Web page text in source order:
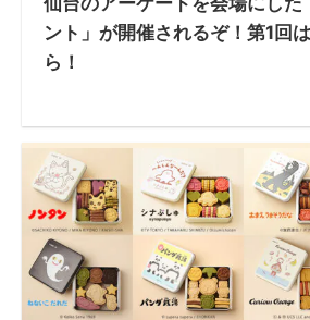
ント」が開催されるぞ！第1回
ら！